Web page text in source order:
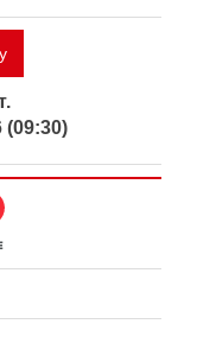
(09:30)